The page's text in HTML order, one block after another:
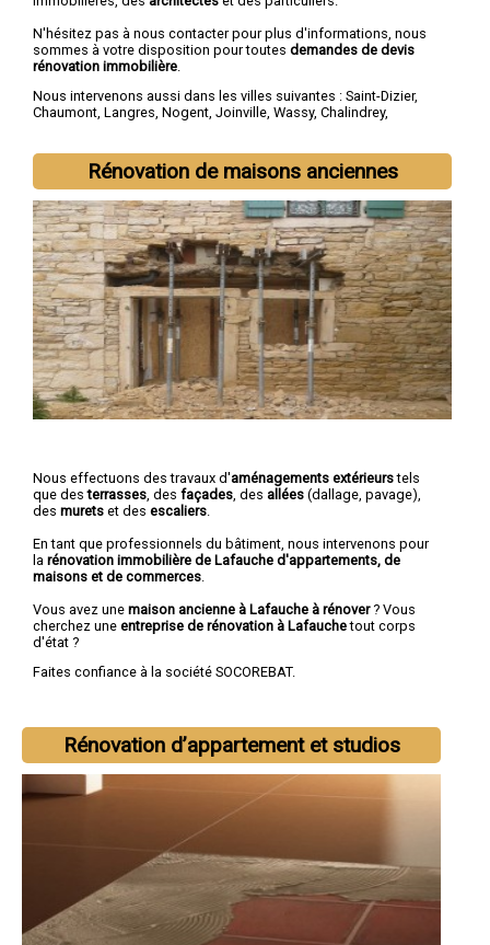
N'hésitez pas à nous contacter pour plus d'informations, nous
sommes à votre disposition pour toutes demandes de devis
rénovation immobilière
Nous intervenons aussi dans les villes suivantes : Saint-Dizier,
Chaumont, Langres, Nogent, Joinville, Wassy, Chalindrey,
Rénovation de maisons anciennes
Nous effectuons des travaux d'aménagements extérieurstels
que desterrasses , des façades , des allées (dallage, pavage),
des murets et des escaliers
En tant que professionnels du bâtiment, nous intervenons pour
la rénovation immobilière de Lafauche d'appartements, de
maisons et de commerces
Vous avez une maison ancienne à Lafauche à rénover? Vous
cherchez une entreprise de rénovation à Lafauchetout corps
d'état ?
Faites confiance à la société SOCOREBAT.
Rénovation d’appartement et studios